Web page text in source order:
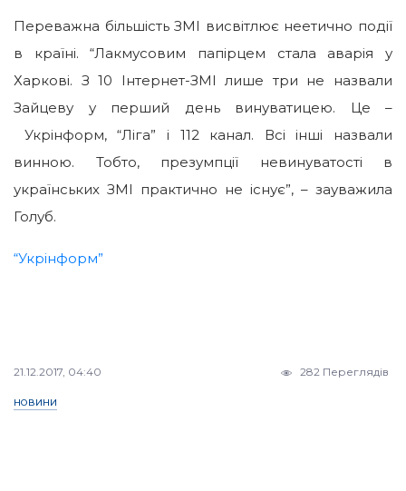
Переважна більшість ЗМІ висвітлює неетично події
в країні. “Лакмусовим папірцем стала аварія у
Харкові. З 10 Інтернет-ЗМІ лише три не назвали
Зайцеву у перший день винуватицею. Це –
Укрінформ, “Ліга” і 112 канал. Всі інші назвали
винною. Тобто, презумпції невинуватості в
українських ЗМІ практично не існує”, – зауважила
Голуб.
“Укрінформ”
21.12.2017, 04:40 282 Переглядів
НОВИНИ